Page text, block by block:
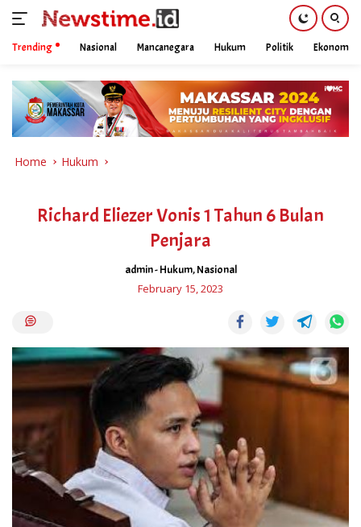
content
Trending Nasional Mancanegara Hukum Politik Ekonomi
Home Hukum
Richard Eliezer Vonis 1 Tahun 6 Bulan
Penjara
admin-Hukum,Nasional
February 15, 2023